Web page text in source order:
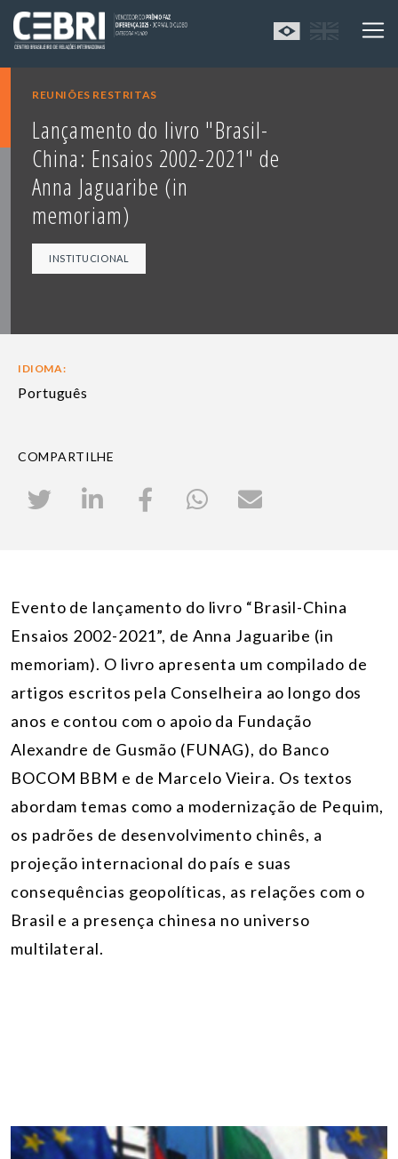
REUNIÕES RESTRITAS
Lançamento do livro "Brasil-
China: Ensaios 2002-2021" de
Anna Jaguaribe (in
memoriam)
INSTITUCIONAL
IDIOMA:
Português
COMPARTILHE
Evento de lançamento do livro “Brasil-China
Ensaios 2002-2021”, de Anna Jaguaribe (in
memoriam). O livro apresenta um compilado de
artigos escritos pela Conselheira ao longo dos
anos e contou com o apoio da Fundação
Alexandre de Gusmão (FUNAG), do Banco
BOCOM BBM e de Marcelo Vieira. Os textos
abordam temas como a modernização de Pequim,
os padrões de desenvolvimento chinês, a
projeção internacional do país e suas
consequências geopolíticas, as relações com o
Brasil e a presença chinesa no universo
multilateral.